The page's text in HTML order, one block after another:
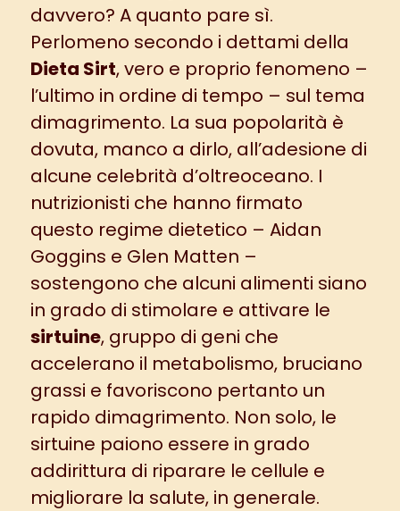
davvero? A quanto pare sì.
Perlomeno secondo i dettami della
Dieta Sirt, vero e proprio fenomeno –
l’ultimo in ordine di tempo – sul tema
dimagrimento. La sua popolarità è
dovuta, manco a dirlo, all’adesione di
alcune celebrità d’oltreoceano. I
nutrizionisti che hanno firmato
questo regime dietetico – Aidan
Goggins e Glen Matten –
sostengono che alcuni alimenti siano
in grado di stimolare e attivare le
sirtuine, gruppo di geni che
accelerano il metabolismo, bruciano
grassi e favoriscono pertanto un
rapido dimagrimento. Non solo, le
sirtuine paiono essere in grado
addirittura di riparare le cellule e
migliorare la salute, in generale.